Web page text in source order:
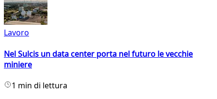
Lavoro
Nel Sulcis un data center porta nel futuro le vecchie
miniere
1 min di lettura